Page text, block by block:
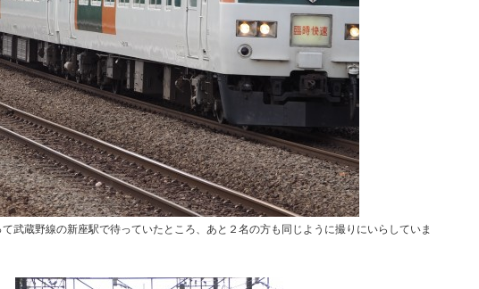
て武蔵野線の新座駅で待っていたところ、あと２名の方も同じように撮りにいらしていま